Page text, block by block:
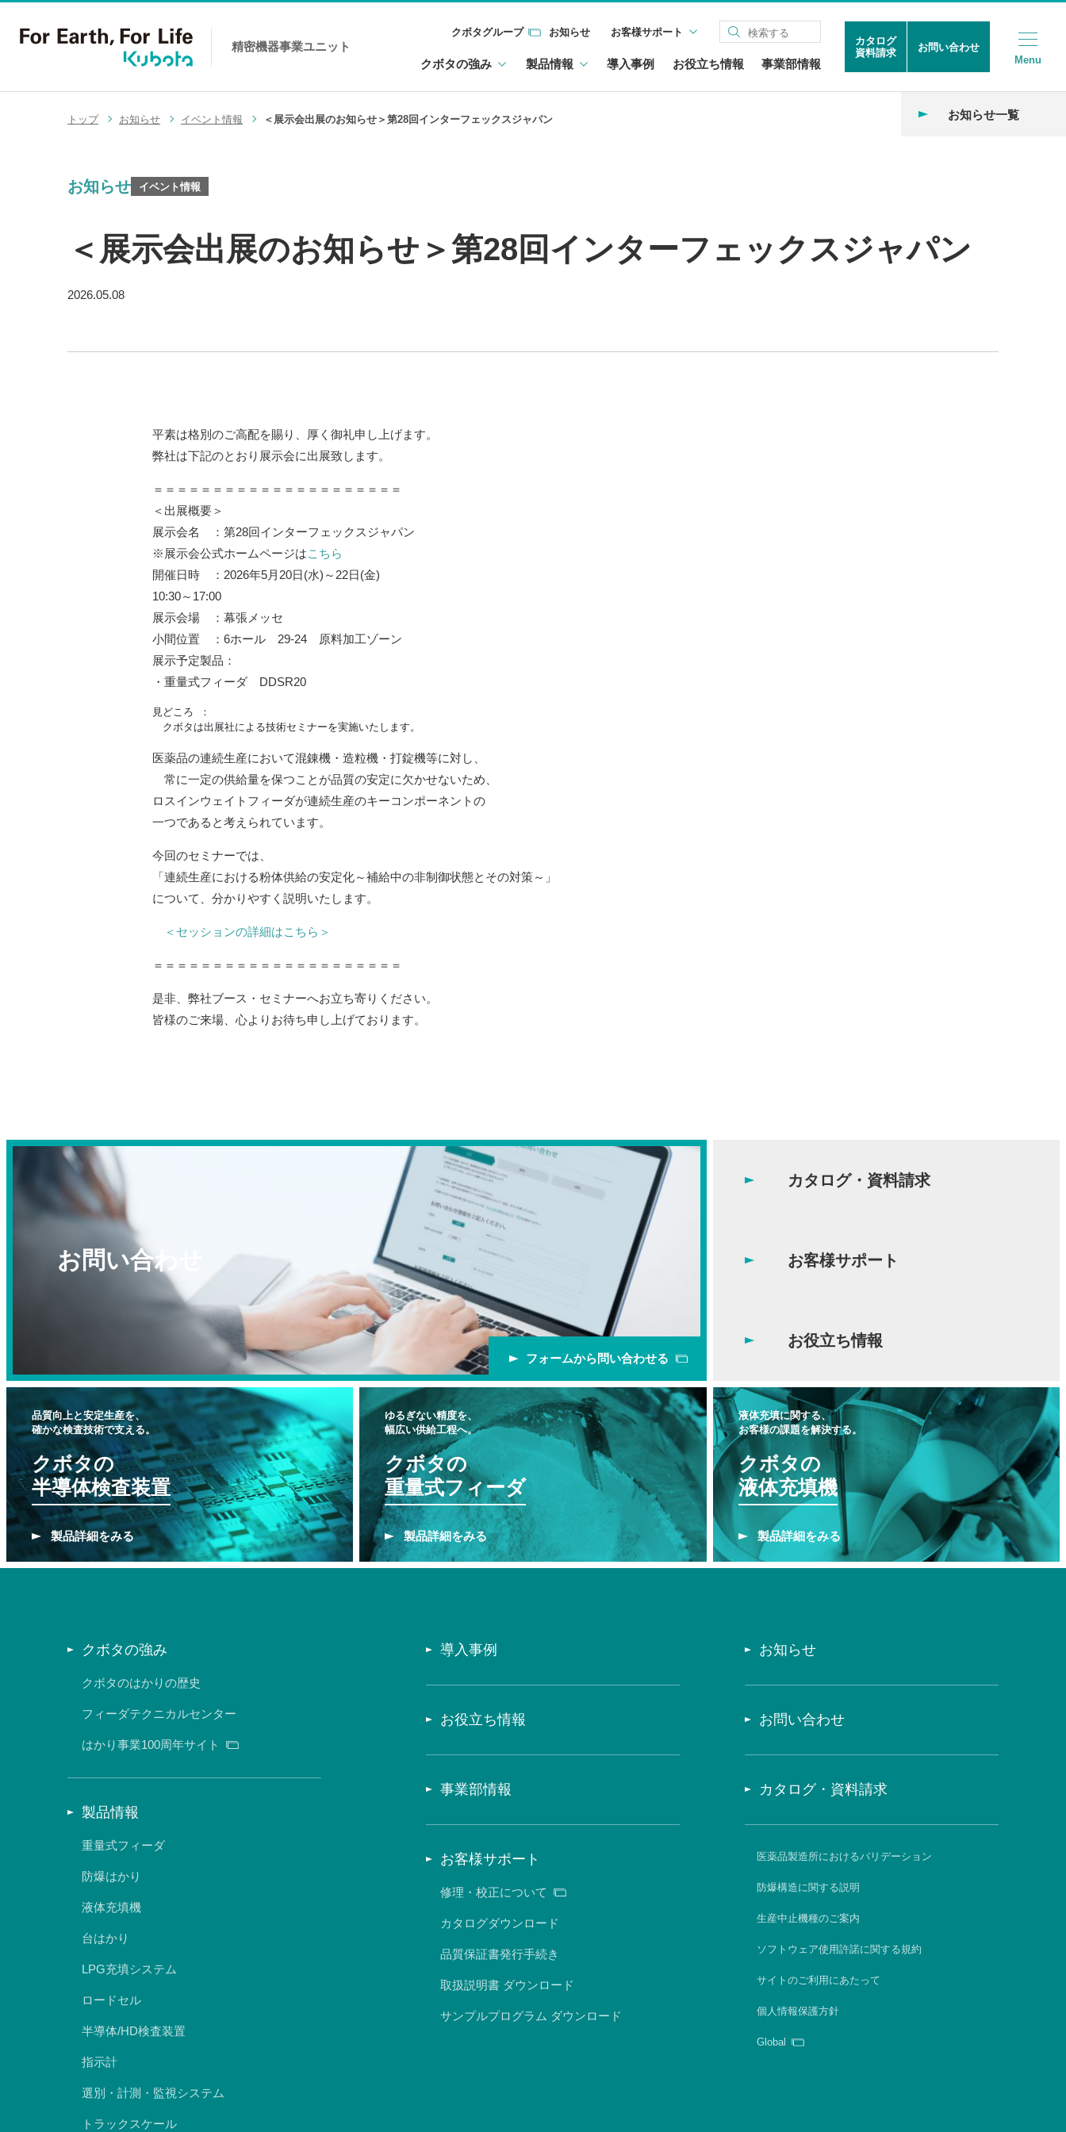
精密機器事業ユニット
クボタグループ お知らせ お客様サポート
クボタの強み 製品情報 導入事例 お役立ち情報 事業部情報
カタログ
資料請求
お問い合わせ
Menu
トップ お知らせ イベント情報 ＜展示会出展のお知らせ＞第28回インターフェックスジャパン お知らせ一覧
お知らせ イベント情報
＜展示会出展のお知らせ＞第28回インターフェックスジャパン
2026.05.08
平素は格別のご高配を賜り、厚く御礼申し上げます。
弊社は下記のとおり展示会に出展致します。
＝＝＝＝＝＝＝＝＝＝＝＝＝＝＝＝＝＝＝＝＝
＜出展概要＞
展示会名 ：第28回インターフェックスジャパン
※展示会公式ホームページはこちら
開催日時 ：2026年5月20日(水)～22日(金)
10:30～17:00
展示会場 ：幕張メッセ
小間位置 ：6ホール 29-24 原料加工ゾーン
展示予定製品：
・重量式フィーダ DDSR20
見どころ ：
クボタは出展社による技術セミナーを実施いたします。
医薬品の連続生産において混錬機・造粒機・打錠機等に対し、
​​ 常に一定の供給量を保つことが品質の安定に欠かせないため、
ロスインウェイトフィーダが連続生産のキーコンポーネントの
一つであると考えられています。​
今回のセミナーでは、
「連続生産における粉体供給の安定化～補給中の非制御状態とその対策～」
について、分かりやすく説明いたします。
＜セッションの詳細はこちら＞
＝＝＝＝＝＝＝＝＝＝＝＝＝＝＝＝＝＝＝＝＝
是非、弊社ブース・セミナーへお立ち寄りください。
皆様のご来場、心よりお待ち申し上げております。
お問い合わせ
フォームから問い合わせる
カタログ・資料請求
お客様サポート
お役立ち情報
品質向上と安定生産を、
確かな検査技術で支える。
クボタの
半導体検査装置
製品詳細をみる
ゆるぎない精度を、
幅広い供給工程へ。
クボタの
重量式フィーダ
製品詳細をみる
液体充填に関する、
お客様の課題を解決する。
クボタの
液体充填機
製品詳細をみる
クボタの強み
クボタのはかりの歴史
フィーダテクニカルセンター
はかり事業100周年サイト
製品情報
重量式フィーダ
防爆はかり
液体充填機
台はかり
LPG充填システム
ロードセル
半導体/HD検査装置
指示計
選別・計測・監視システム
トラックスケール
導入事例
お役立ち情報
事業部情報
お客様サポート
修理・校正について
カタログダウンロード
品質保証書発行手続き
取扱説明書 ダウンロード
サンプルプログラム ダウンロード
お知らせ
お問い合わせ
カタログ・資料請求
医薬品製造所におけるバリデーション
防爆構造に関する説明
生産中止機種のご案内
ソフトウェア使用許諾に関する規約
サイトのご利用にあたって
個人情報保護方針
Global